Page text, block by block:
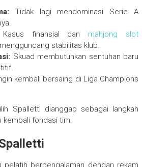
Tidak lagi mendominasi Serie A
finansial dan mahjong slot
stabilitas klub.
Skuad membutuhkan sentuhan baru
kembali bersaing di Liga Champions
Spalletti dianggap sebagai langkah
kembali fondasi tim.
pelatih berpengalaman dengan rekam